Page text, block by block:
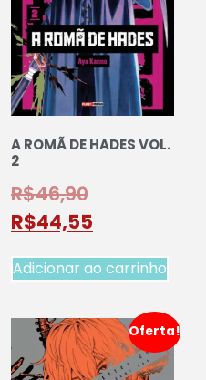
A ROMÃ DE HADES VOL.
2
R$46,90
R$44,55
Adicionar ao carrinho
Oferta!